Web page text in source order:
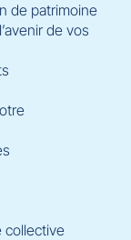
de patrimoine
de vos
collective